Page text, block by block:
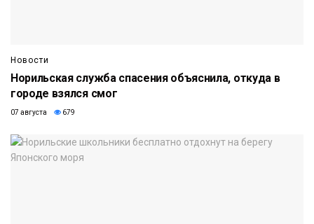
Новости
Норильская служба спасения объяснила, откуда в
городе взялся смог
07 августа 679